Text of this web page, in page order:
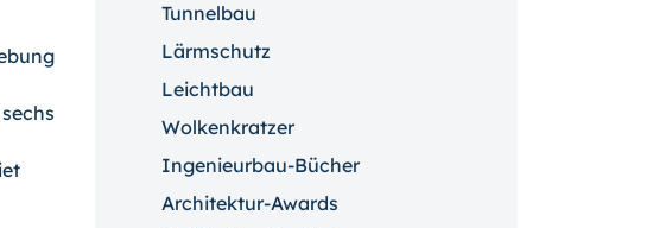
Tunnelbau
Lärmschutz
Leichtbau
Wolkenkratzer
Ingenieurbau-Bücher
Architektur-Awards